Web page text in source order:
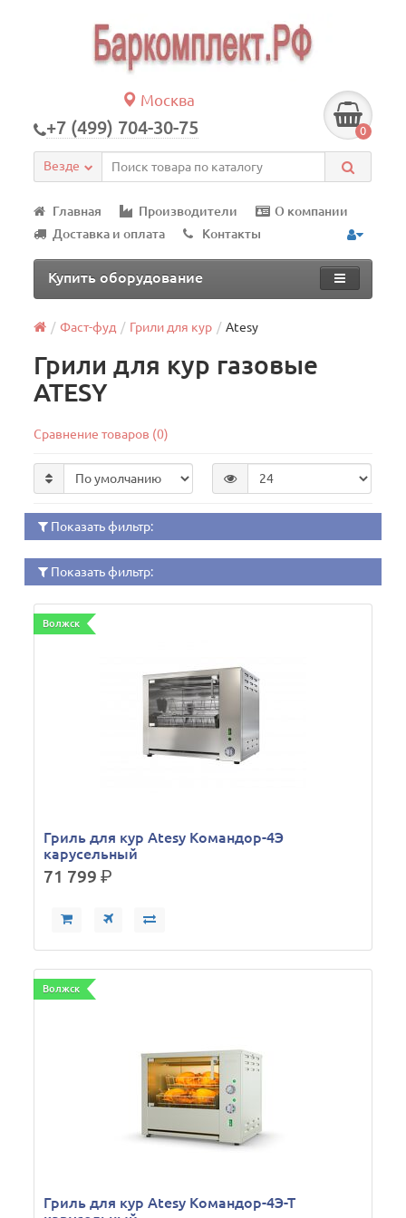
Москва
+7 (499) 704-30-75 0
Везде
Главная Производители
О компании
Доставка и оплата
Контакты
Купить оборудование
Фаст-фуд Грили для кур Atesy
Грили для кур газовые
ATESY
Сравнение товаров (0)
Показать фильтр:
Показать фильтр:
Волжск
Гриль для кур Atesy Командор-4Э
карусельный
71 799р.
Волжск
Гриль для кур Atesy Командор-4Э-Т